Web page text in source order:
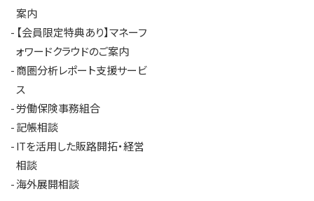
案内
【会員限定特典あり】マネーフ
ォワードクラウドのご案内
商圏分析レポート支援サービ
ス
労働保険事務組合
記帳相談
ITを活用した販路開拓・経営
相談
海外展開相談